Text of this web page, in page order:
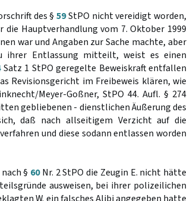
des §59StPO nicht vereidigt worden,
Hauptverhandlung vom 7. Oktober 1999
war und Angaben zur Sache machte, aber
ihrer Entlassung mitteilt, weist es einen
Satz 1 StPO geregelte Beweiskraft entfallen
Revisionsgericht im Freibeweis klären, wie
Meyer-Goßner, StPO 44. Aufl. § 274
gebliebenen - dienstlichen Äußerung des
daß nach allseitigem Verzicht auf die
und diese sodann entlassen worden
§ 60Nr. 2 StPO die Zeugin E. nicht hätte
ausweisen, bei ihrer polizeilichen